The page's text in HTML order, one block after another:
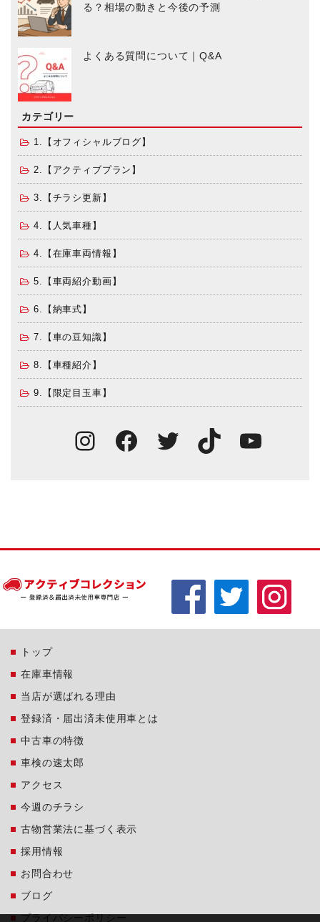
る？相場の動きと今後の予測
よくある質問について｜Q&A
カテゴリー
1.【オフィシャルブログ】
2.【アクティブプラン】
3.【チラシ更新】
4.【人気車種】
4.【在庫車両情報】
5.【車両紹介動画】
6.【納車式】
7.【車の豆知識】
8.【車種紹介】
9.【限定目玉車】
Instagram
Facebook
TwitterTikTok
トップ
在庫車情報
当店が選ばれる理由
登録済・届出済未使用車とは
中古車の特徴
車検の速太郎
アクセス
今週のチラシ
古物営業法に基づく表示
採用情報
お問合わせ
ブログ
プライバシーポリシー